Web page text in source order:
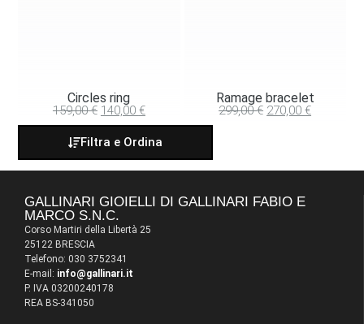
Circles ring
159,00€ 140,00 €
Ramage bracelet
299,00€ 270,00€
Filtra e Ordina
GALLINARI GIOIELLI DI GALLINARI FABIO E
MARCO S.N.C.
Corso Martiri della Libertà 25
25122 BRESCIA
Telefono: 030 3752341
E-mail: info@gallinari.it
P. IVA 03200240178
REA BS-341050